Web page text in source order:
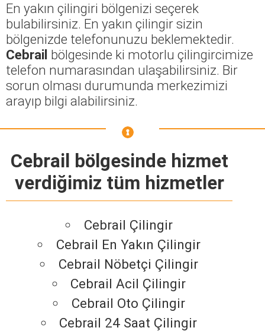
En yakın çilingiri bölgenizi seçerek
bulabilirsiniz. En yakın çilingir sizin
bölgenizde telefonunuzu beklemektedir.
Cebrail bölgesinde ki motorlu çilingircimize
telefon numarasından ulaşabilirsiniz. Bir
sorun olması durumunda merkezimizi
arayıp bilgi alabilirsiniz.
Cebrail bölgesinde hizmet
verdiğimiz tüm hizmetler
Cebrail Çilingir
Cebrail En Yakın Çilingir
Cebrail Nöbetçi Çilingir
Cebrail Acil Çilingir
Cebrail Oto Çilingir
Cebrail 24 Saat Çilingir